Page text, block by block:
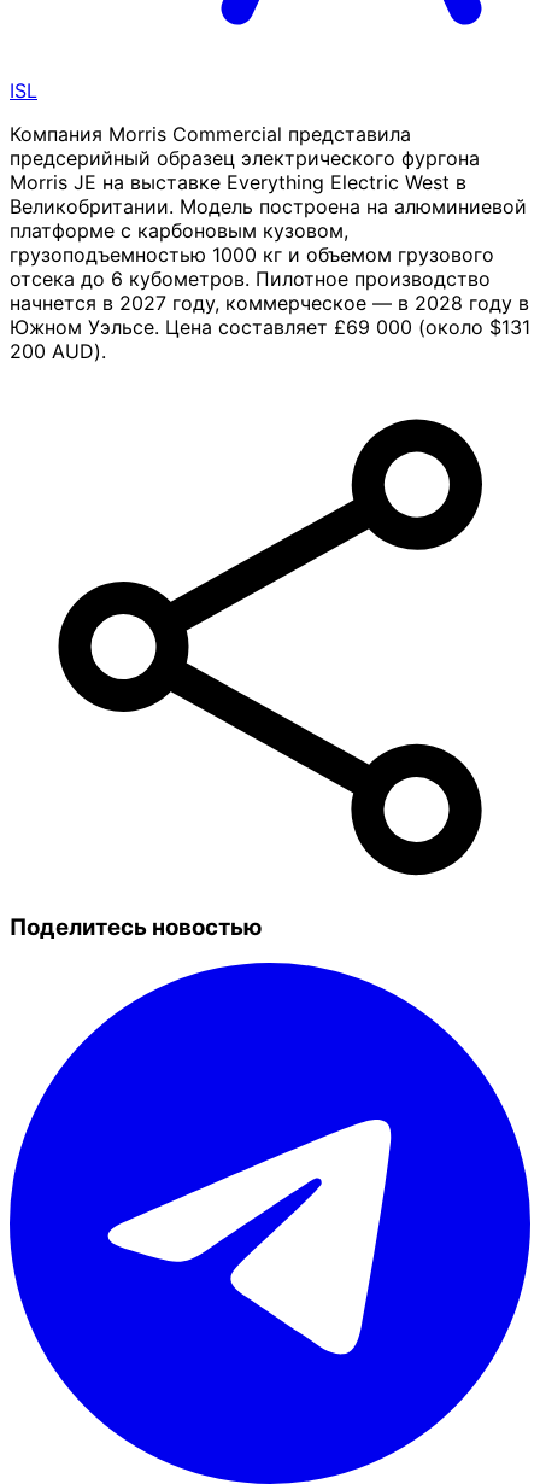
ISL
Компания Morris Commercial представила
предсерийный образец электрического фургона
Morris JE на выставке Everything Electric West в
Великобритании. Модель построена на алюминиевой
платформе с карбоновым кузовом,
грузоподъемностью 1000 кг и объемом грузового
отсека до 6 кубометров. Пилотное производство
начнется в 2027 году, коммерческое — в 2028 году в
Южном Уэльсе. Цена составляет £69 000 (около $131
200 AUD).
Поделитесь новостью